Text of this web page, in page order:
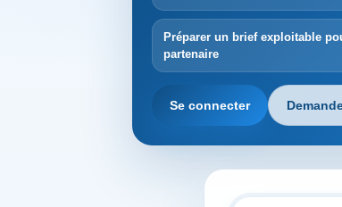
Préparer un brief exploitable
partenaire
Se connecter